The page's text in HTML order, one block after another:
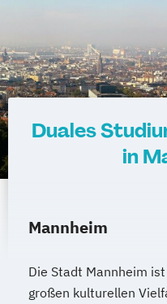
Duales
in
Mannheim
Die Stadt Mannheim
großen kulturellen